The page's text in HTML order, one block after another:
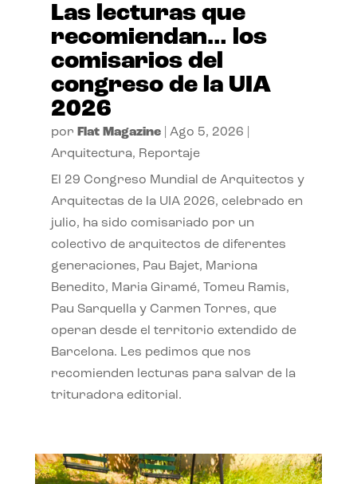
Las lecturas que
recomiendan… los
comisarios del
congreso de la UIA
2026
por Flat Magazine| Ago 5, 2026
Arquitectura, Reportaje
El 29 Congreso Mundial de Arquitectos y
Arquitectas de la UIA 2026, celebrado en
julio, ha sido comisariado por un
colectivo de arquitectos de diferentes
generaciones, Pau Bajet, Mariona
Benedito, Maria Giramé, Tomeu Ramis,
Pau Sarquella y Carmen Torres, que
operan desde el territorio extendido de
Barcelona. Les pedimos que nos
recomienden lecturas para salvar de la
trituradora editorial.